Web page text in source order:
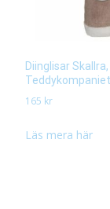
Diinglisar
Teddykompaniet
165 kr
Läs mera här